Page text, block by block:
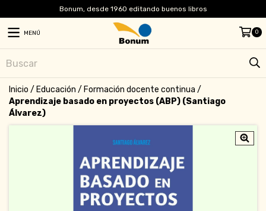
Bonum, desde 1960 editando buenos libros
MENÚ 0
Inicio / Educación / Formación docente continua /
Aprendizaje basado en proyectos (ABP) (Santiago
Álvarez)